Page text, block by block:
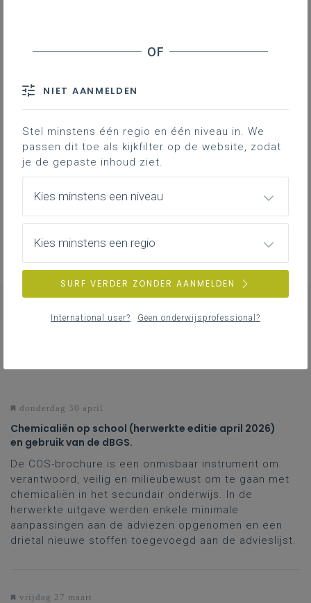
Geen zoekresultaten
Er komen geen items overeen met jouw
Probeer een andere zoekopdracht.
donderdag 30 april
Chemicaliën op school (herwerkte editie april 2026)
en gebruik van de dBGS.
De COS-brochure is een onmisbaar instrument om
verantwoord, veilig en milieubewust om te gaan met
chemicaliën in het secundair onderwijs. In de
herwerkte uitgave werden enkele minimale
aanpassingen aan de adviezen opgenomen en een
drietal nieuwe stoffen toegevoegd aan de advieslijst.
vrijdag 27 maart
NIET AANMELDEN
Stel minstens één regio en één niveau in. We
passen dit toe als kijkfilter op de website, zodat
je de gepaste inhoud ziet.
Kies minstens een niveau
Kies minstens een regio
SURF VERDER ZONDER AANMELDEN
International user? Geen onderwijsprofessional?